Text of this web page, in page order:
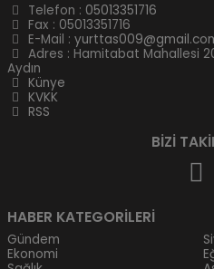
Telefon : 05013351716
Fax : 05013351716
E-Mail :
Adres : Hamitabat Mahallesi
Aydın
Künye
KVKK
RSS
BİZİ
HABER KATEGORİLERİ
Gündem
Ekonomi